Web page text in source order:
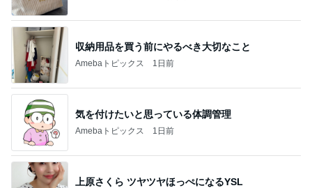
収納用品を買う前にやるべき大切なこと
Amebaトピックス 1日前
気を付けたいと思っている体調管理
Amebaトピックス 1日前
上原さくら ツヤツヤほっぺになるYSL